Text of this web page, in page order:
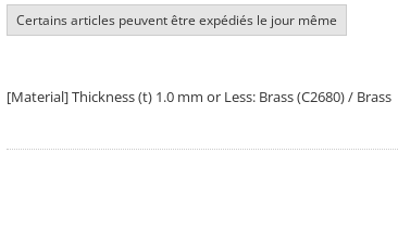
Certains articles peuvent être expédiés le jour même
[Material] Thickness (t) 1.0 mm or Less: Brass (C2680) / Brass
Thickness (t) 1.5 mm or more: Brass (C3604BD). Cadmium